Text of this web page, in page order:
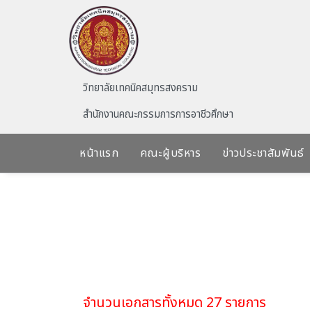
Skip to main content
วิทยาลัยเทคนิคสมุทรสงคราม
สำนักงานคณะกรรมการการอาชีวศึกษา
หน้าแรก คณะผู้บริหาร ข่าวประชาสัมพันธ์
จำนวนเอกสารทั้งหมด 27 รายการ